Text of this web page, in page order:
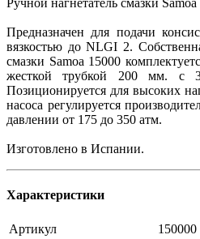
Предназначен для подачи
вязкостью до NLGI 2.
смазки Samoa 15000
жесткой трубкой 200 мм. с 3-
Позиционируется для высоких
насоса регулируется
давлении от 175 до 350 атм.
Изготовлено в Испании.
Характеристики
Артикул
150000